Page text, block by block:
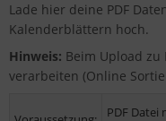
Lade hier deine PDF
Kalenderblättern hoch.
Hinweis: Beim Upload zu
verarbeiten (Online
PDF Datei